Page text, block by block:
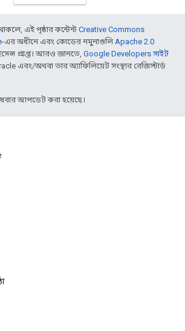
এই পৃষ্ঠার কন্টেন্ট Creative Commons
-এর অধীনে এবং কোডের নমুনাগুলিApache 2.0
প্রাপ্ত। আরও জানতে, Google Developers সাইট
এবং/অথবা তার অ্যাফিলিয়েট সংস্থার রেজিস্টার্ড
আপডেট করা হয়েছে।